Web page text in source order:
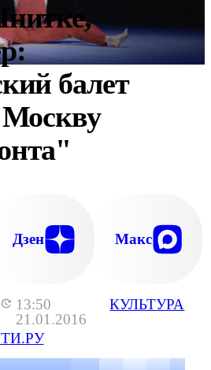
13:50
21.01.2016
КУЛЬТУРА
балет
Москву
Дзен Макс